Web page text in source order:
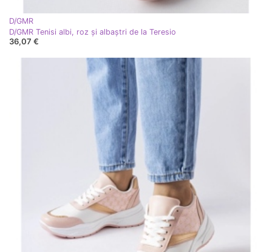
D/GMR
D/GMR Tenisi albi, roz și albaștri de la Teresio
36,07 €